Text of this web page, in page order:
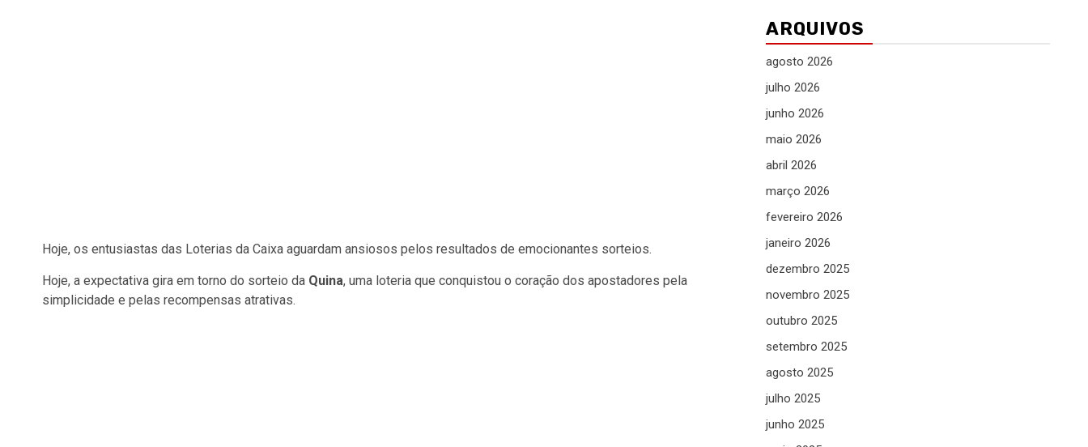
Hoje, os entusiastas das Loterias da Caixa aguardam ansiosos pelos resultados de emocionantes sorteios.
Hoje, a expectativa gira em torno do sorteio da Quina, uma loteria que conquistou o coração dos apostadores pela
simplicidade e pelas recompensas atrativas.
ARQUIVOS
agosto 2026
julho 2026
junho 2026
maio 2026
abril 2026
março 2026
fevereiro 2026
janeiro 2026
dezembro 2025
novembro 2025
outubro 2025
setembro 2025
agosto 2025
julho 2025
junho 2025